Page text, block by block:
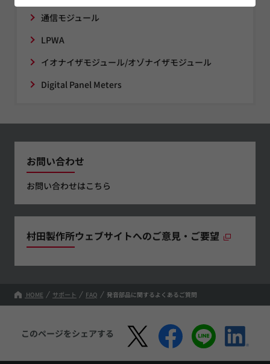
通信モジュール
LPWA
イオナイザモジュール/オゾナイザモジュール
Digital Panel Meters
お問い合わせ
お問い合わせはこちら
村田製作所ウェブサイトへのご意見・ご要望
HOME サポート FAQ 発音部品に関するよくあるご質問
このページをシェアする